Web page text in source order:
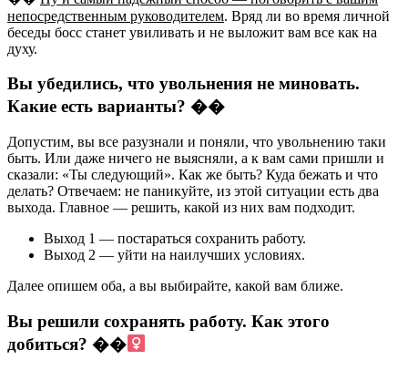
непосредственным руководителем. Вряд ли во время личной
беседы босс станет увиливать и не выложит вам все как на
духу.
Вы убедились, что увольнения не миновать.
Какие есть варианты? ��
Допустим, вы все разузнали и поняли, что увольнению таки
быть. Или даже ничего не выясняли, а к вам сами пришли и
сказали: «Ты следующий». Как же быть? Куда бежать и что
делать? Отвечаем: не паникуйте, из этой ситуации есть два
выхода. Главное — решить, какой из них вам подходит.
Выход 1 — постараться сохранить работу.
Выход 2 — уйти на наилучших условиях.
Далее опишем оба, а вы выбирайте, какой вам ближе.
Вы решили сохранять работу. Как этого
добиться? ��‍